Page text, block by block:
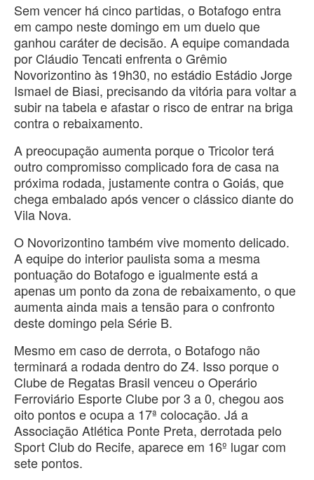
Sem vencer há cinco partidas, o Botafogo entra
em campo neste domingo em um duelo que
ganhou caráter de decisão. A equipe comandada
por Cláudio Tencati enfrenta o Grêmio
Novorizontino às 19h30, no estádio Estádio Jorge
Ismael de Biasi, precisando da vitória para voltar a
subir na tabela e afastar o risco de entrar na briga
contra o rebaixamento.
A preocupação aumenta porque o Tricolor terá
outro compromisso complicado fora de casa na
próxima rodada, justamente contra o Goiás, que
chega embalado após vencer o clássico diante do
Vila Nova.
O Novorizontino também vive momento delicado.
A equipe do interior paulista soma a mesma
pontuação do Botafogo e igualmente está a
apenas um ponto da zona de rebaixamento, o que
aumenta ainda mais a tensão para o confronto
deste domingo pela Série B.
Mesmo em caso de derrota, o Botafogo não
terminará a rodada dentro do Z4. Isso porque o
Clube de Regatas Brasil venceu o Operário
Ferroviário Esporte Clube por 3 a 0, chegou aos
oito pontos e ocupa a 17ª colocação. Já a
Associação Atlética Ponte Preta, derrotada pelo
Sport Club do Recife, aparece em 16º lugar com
sete pontos.